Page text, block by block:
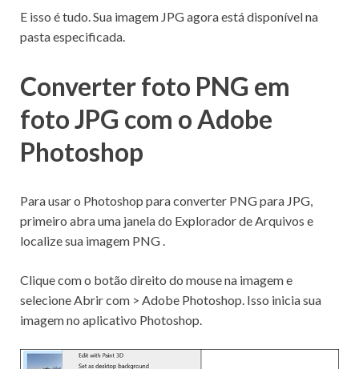
E isso é tudo.Sua imagem JPG agora está disponível na
pasta especificada.
Converter foto PNG em
foto JPG com o Adobe
Photoshop
Para usar o Photoshop para converter PNG para JPG,
primeiro abra uma janela do Explorador de Arquivos e
localize sua imagem PNG .
Clique com o botão direito do mouse na imagem e
selecione Abrir com > Adobe Photoshop. Isso inicia sua
imagem no aplicativo Photoshop.